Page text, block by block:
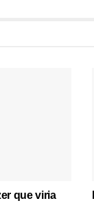
que viria